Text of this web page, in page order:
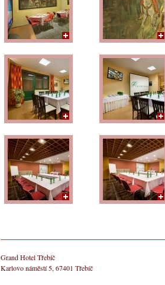
Grand Hotel Třebíč
Karlovo náměstí 5, 67401 Třebíč